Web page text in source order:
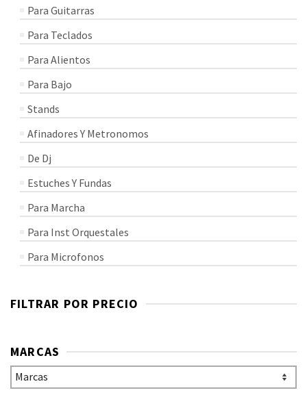
Para Guitarras
Para Teclados
Para Alientos
Para Bajo
Stands
Afinadores Y Metronomos
De Dj
Estuches Y Fundas
Para Marcha
Para Inst Orquestales
Para Microfonos
FILTRAR POR PRECIO
MARCAS